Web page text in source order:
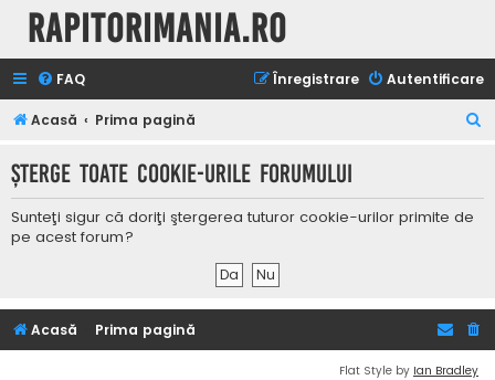
Rapitorimania.ro
FAQ Autentificare
Înregistrare
Acasă Prima pagină
t
Şterge toate cookie-urile forumului
Sunteţi sigur că doriţi ştergerea tuturor cookie-urilor primite de
pe acest forum?
Acasă Prima pagină
Flat Style by Ian Bradley